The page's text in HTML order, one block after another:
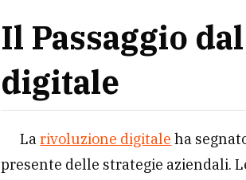
Il Passaggio
digitale
Larivoluzione digitale ha
presente delle strategie aziendali.